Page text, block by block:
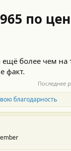
по
ещё более чем
факт.
Последнее
благодарность